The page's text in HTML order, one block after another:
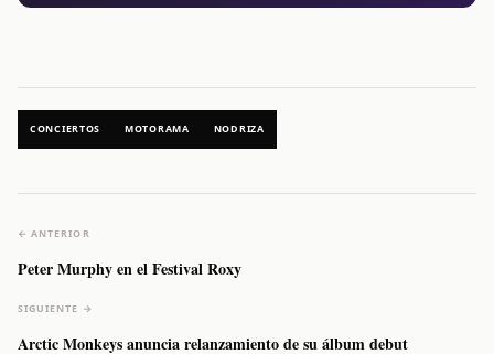
CONCIERTOS MOTORAMA NODRIZA
← ANTERIOR
Peter Murphy en el Festival Roxy
SIGUIENTE →
Arctic Monkeys anuncia relanzamiento de su álbum debut